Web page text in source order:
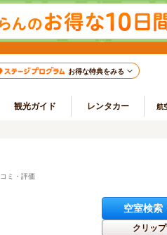
お得な特典をみる
観光ガイド レンタカー 航
ミ・評価
空室検索
クリッ